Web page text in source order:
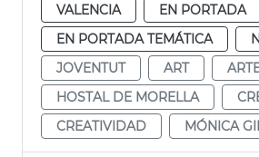
VALENCIA
EN PORTADA
EN PORTADA TEMÁTICA
JOVENTUT
ART
HOSTAL DE MORELLA
CREATIVIDAD
MÓNICA